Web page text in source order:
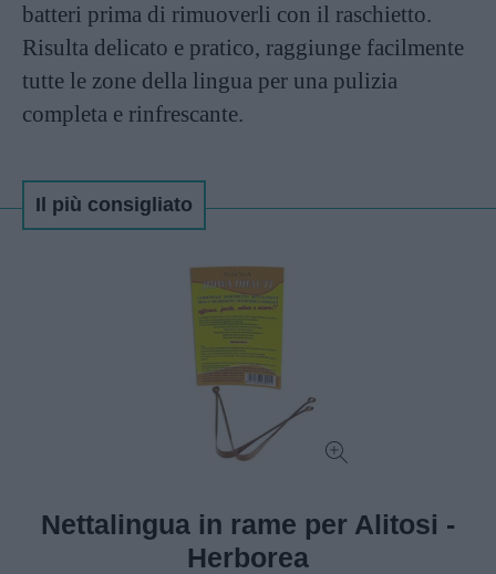
batteri prima di rimuoverli con il raschietto.
Risulta delicato e pratico, raggiunge facilmente
tutte le zone della lingua per una pulizia
completa e rinfrescante.
Il più consigliato
Nettalingua in rame per Alitosi -
Herborea